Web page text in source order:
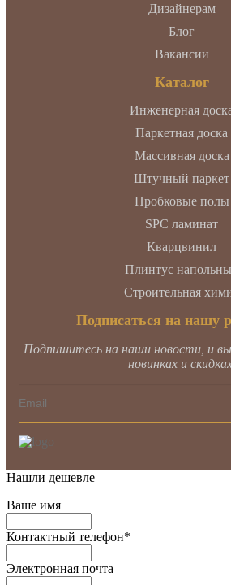
Дизайнерам
Блог
Вакансии
Каталог
Инженерная
Паркетная доска
Массивная доска
Штучный паркет
Пробковые полы
SPC ламинат
Кварцвинил
Плинтус
Строительная
Подписаться на нашу
Подпишитесь на наши новости, и
новинках и
Нашли дешевле
Ваше имя
Контактный телефон*
Электронная почта